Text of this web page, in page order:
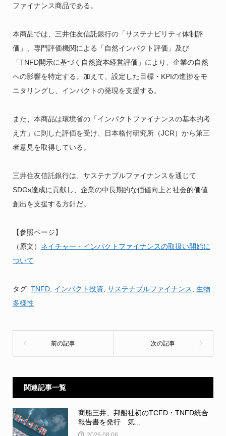
ファイナンス商品である。
本商品では、三井住友信託銀行の「サステナビリティ体制評
価」、専門評価機関による「自然インパクト評価」及び
「TNFD開示に基づく自然資本経営評価」により、企業の自然
への影響を特定する。加えて、設定した目標・KPIの進捗をモ
ニタリングし、インパクトの発現を支援する。
また、本商品は環境省の「インパクトファイナンスの基本的考
え方」に則した評価を受け、日本格付研究所（JCR）から第三
者意見を取得している。
三井住友信託銀行は、サステナブルファイナンスを通じて
SDGs達成に貢献し、企業の中長期的な価値向上と社会的価値
創出を支援する方針だ。
【参照ページ】
（原文） ネイチャー・インパクトファイナンスの取扱い開始に
ついて
タグ: TNFD, インパクト投資 サステナブルファイナンス
生物
多様性
関連記事一覧
商船三井、邦船社初のTCFD・TNFD統合
報告書を発行 気...